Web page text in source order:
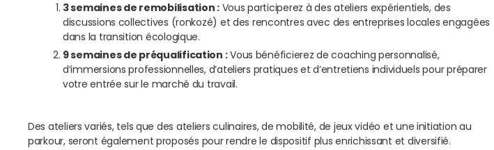
3 semaines de remobilisation :Vous participerez à des ateliers expérientiels, des
discussions collectives (ronkozé) et des rencontres avec des entreprises locales engagées
dans la transition écologique.
9 semaines de préqualification :Vous bénéficierez de coaching personnalisé,
d’immersions professionnelles, d’ateliers pratiques et d’entretiens individuels pour préparer
votre entrée sur le marché du travail.
Des ateliers variés, tels que des ateliers culinaires, de mobilité, de jeux vidéo et une initiation au
parkour, seront également proposés pour rendre le dispositif plus enrichissant et diversifié.